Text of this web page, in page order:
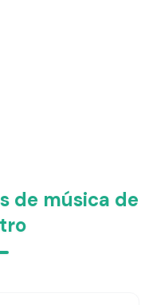
de música de